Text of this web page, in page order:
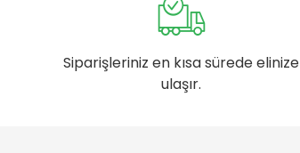
Siparişleriniz en kısa sürede elinize
ulaşır.